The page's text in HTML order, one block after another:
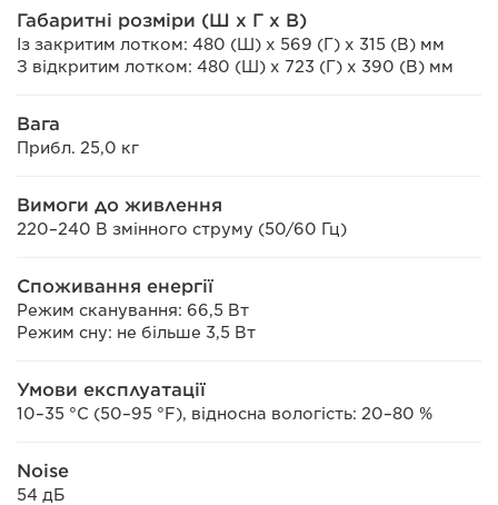
Габаритні розміри (Ш x Г x В)
Із закритим лотком: 480 (Ш) x 569 (Г) x 315 (В) мм
З відкритим лотком: 480 (Ш) x 723 (Г) x 390 (В) мм
Вага
Прибл. 25,0 кг
Вимоги до живлення
220–240 В змінного струму (50/60 Гц)
Споживання енергії
Режим сканування: 66,5 Вт
Режим сну: не більше 3,5 Вт
Умови експлуатації
10–35 °C (50–95 °F), відносна вологість: 20–80 %
Noise
54 дБ